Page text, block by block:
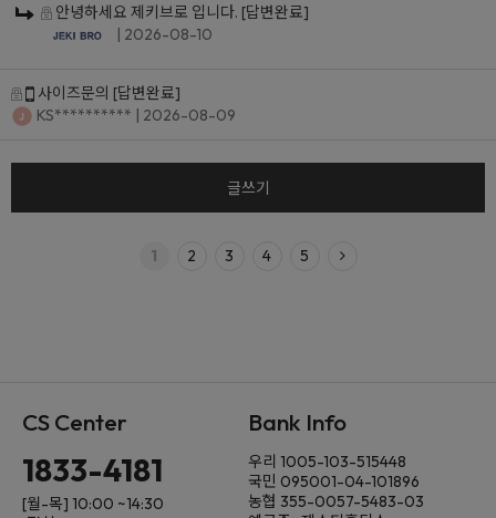
안녕하세요 제키브로 입니다. [답변완료]
| 2026-08-10
사이즈문의 [답변완료]
KS********** | 2026-08-09
글쓰기
1 2 3 4 5
CS Center
1833-4181
[월-목] 10:00 ~14:30
Bank Info
우리 1005-103-515448
국민 095001-04-101896
농협 355-0057-5483-03